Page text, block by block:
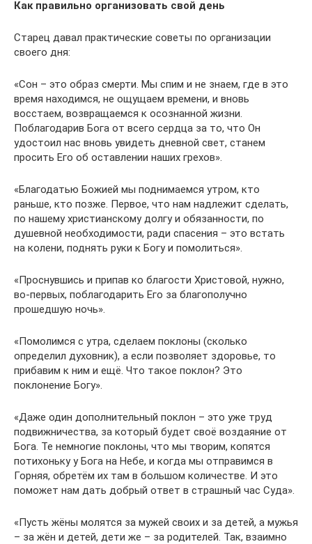
Как правильно организовать свой день
Старец давал практические советы по организации
своего дня:
«Сон – это образ смерти. Мы спим и не знаем, где в это
время находимся, не ощущаем времени, и вновь
восстаем, возвращаемся к осознанной жизни.
Поблагодарив Бога от всего сердца за то, что Он
удостоил нас вновь увидеть дневной свет, станем
просить Его об оставлении наших грехов».
«Благодатью Божией мы поднимаемся утром, кто
раньше, кто позже. Первое, что нам надлежит сделать,
по нашему христианскому долгу и обязанности, по
душевной необходимости, ради спасения – это встать
на колени, поднять руки к Богу и помолиться».
«Проснувшись и припав ко благости Христовой, нужно,
во-первых, поблагодарить Его за благополучно
прошедшую ночь».
«Помолимся с утра, сделаем поклоны (сколько
определил духовник), а если позволяет здоровье, то
прибавим к ним и ещё. Что такое поклон? Это
поклонение Богу».
«Даже один дополнительный поклон – это уже труд
подвижничества, за который будет своё воздаяние от
Бога. Те немногие поклоны, что мы творим, копятся
потихоньку у Бога на Небе, и когда мы отправимся в
Горняя, обретём их там в большом количестве. И это
поможет нам дать добрый ответ в страшный час Суда».
«Пусть жёны молятся за мужей своих и за детей, а мужья
– за жён и детей, дети же – за родителей. Так, взаимно